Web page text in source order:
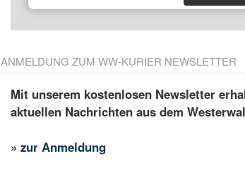
ANMELDUNG ZUM WW-KURIER NEWSLETTER
Mit unserem kostenlosen Newsletter
aktuellen Nachrichten aus dem
»zur Anmeldung